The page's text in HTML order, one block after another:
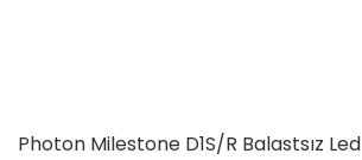
Photon Milestone D1S/R Balastsız Led